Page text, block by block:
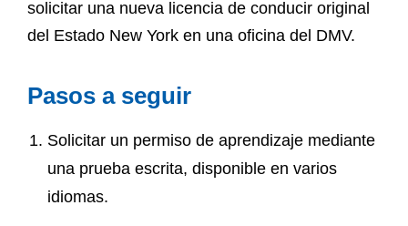
solicitar una nueva licencia de conducir original
del Estado New York en una oficina del DMV.
Pasos a seguir
Solicitar un permiso de aprendizaje mediante
una prueba escrita, disponible en varios
idiomas.